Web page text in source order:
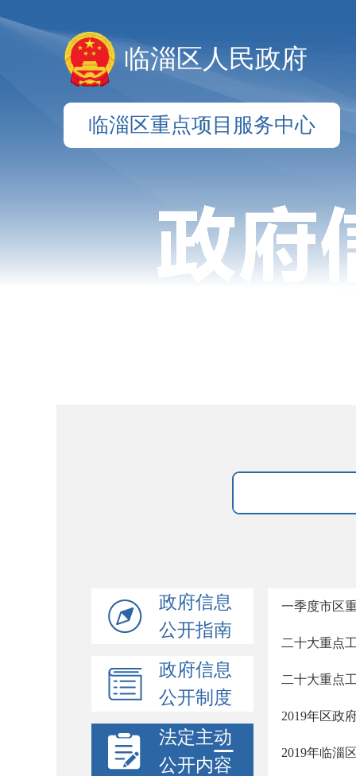
临淄区人民政府
临淄区重点项目服务中心
政府信息
公开指南
政府信息
公开制度
法定主动
公开内容
一季度市区
二十大重点
二十大重点
2019年区政
2019年临淄